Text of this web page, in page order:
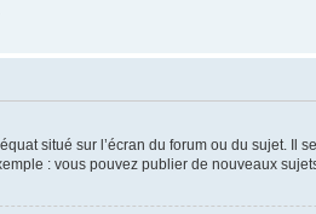
situé sur l’écran du forum ou du sujet.
: vous pouvez publier de nouveaux